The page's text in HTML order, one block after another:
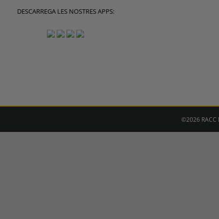
DESCARREGA LES NOSTRES APPS:
©2026